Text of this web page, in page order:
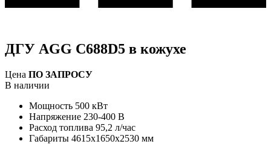
ДГУ AGG C688D5 в кожухе
Цена ПО ЗАПРОСУ
В наличии
Мощность 500 кВт
Напряжение 230-400 В
Расход топлива 95,2 л/час
Габариты 4615x1650x2530 мм